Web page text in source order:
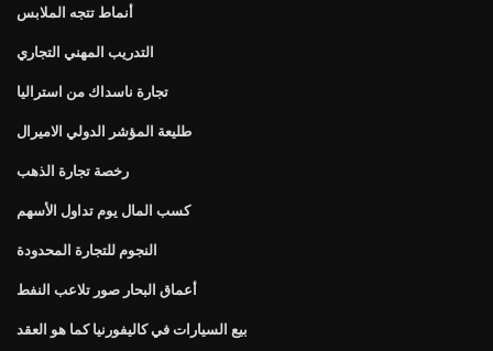
أنماط تتجه الملابس
التدريب المهني التجاري
تجارة ناسداك من استراليا
طليعة المؤشر الدولي الاميرال
رخصة تجارة الذهب
كسب المال يوم تداول الأسهم
النجوم للتجارة المحدودة
أعماق البحار صور تلاعب النفط
بيع السيارات في كاليفورنيا كما هو العقد